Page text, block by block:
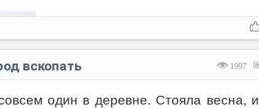
1997
вскопать
один в деревне. Стояла весна, и